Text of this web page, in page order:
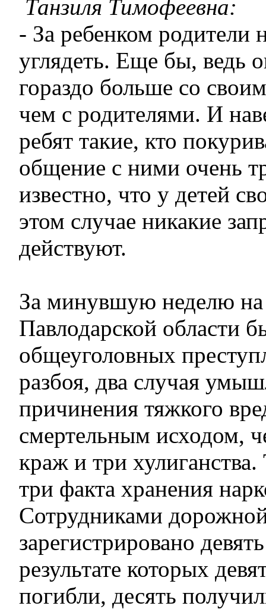
Танзиля Тимофеевна:
- За ребенком родители
углядеть. Еще бы, ведь
гораздо больше со
чем с родителями. И
ребят такие, кто
общение с ними очень
известно, что у детей
этом случае никакие
действуют.
За минувшую неделю на
Павлодарской области
общеуголовных
разбоя, два случая
причинения тяжкого
смертельным исходом,
краж и три
три факта хранения
Сотрудниками
зарегистрировано
результате которых
погибли, десять